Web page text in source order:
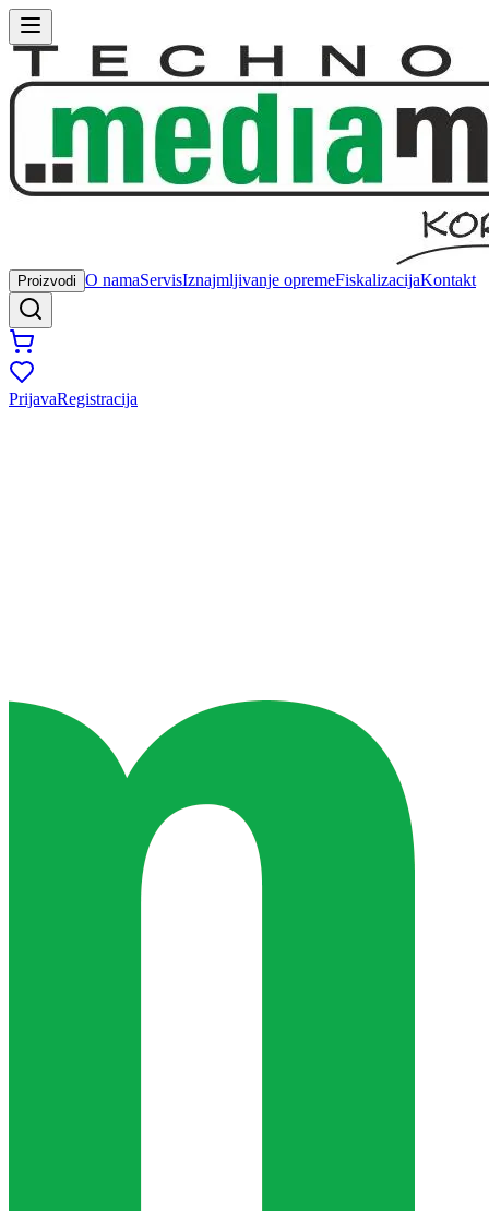
Proizvodi O namaServisIznajmljivanje opremeFiskalizacijaKontakt
PrijavaRegistracija